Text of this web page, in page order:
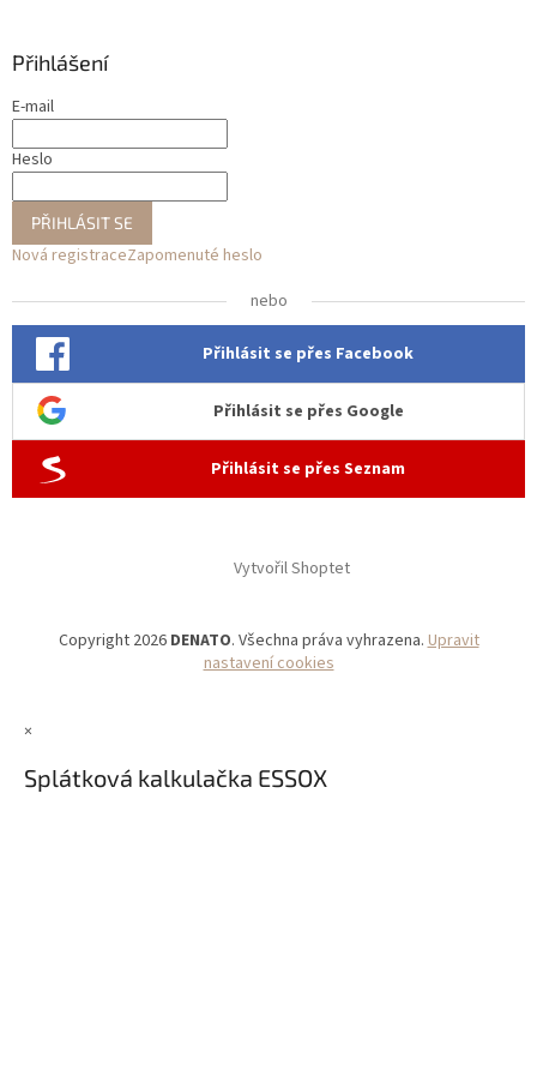
Přihlášení
E-mail
Heslo
PŘIHLÁSIT SE
Nová registraceZapomenuté heslo
nebo
Přihlásit se přes Facebook
Přihlásit se přes Google
Přihlásit se přes Seznam
Vytvořil Shoptet
Copyright 2026 DENATO. Všechna práva vyhrazena.Upravit
nastavení cookies
×
Splátková kalkulačka ESSOX